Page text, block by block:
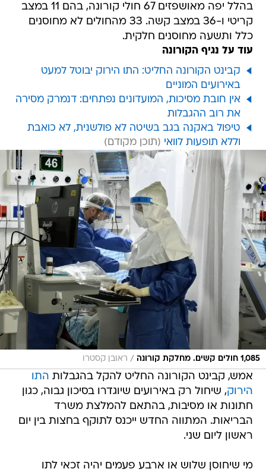
בהלל יפה מאושפזים 67 חולי קורונה, בהם 11 במצב
קריטי ו-36 במצב קשה. 33 מהחולים לא מחוסנים
כלל ותשעה מחוסנים חלקית.
עוד על נגיף הקורונה
קבינט הקורונה החליט: התו הירוק יבוטל למעט
באירועים המוניים
אין חובת מסיכות, המועדונים נפתחים: דנמרק מסירה
את רוב ההגבלות
טיפול באקנה בגב בשיטה לא פולשנית, לא כואבת
וללא תופעות לוואי
1,085 חולים קשים. מחלקת קורונה / ראובן קסטרו
אמש, קבינט הקורונה החליט להקל בהגבלות התו
הירוק, שיחול רק באירועים שיוגדרו בסיכון גבוה, כגון
חתונות או מסיבות, בהתאם להמלצת משרד
הבריאות. המתווה החדש ייכנס לתוקף בחצות בין יום
ראשון ליום שני.
מי שיחוסן שלוש או ארבע פעמים יהיה זכאי לתו